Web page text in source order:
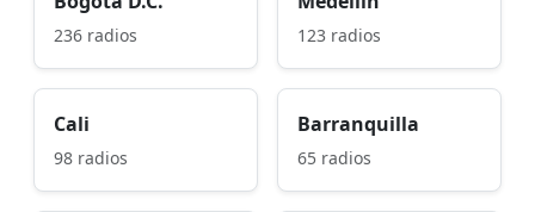
236 radios 123 radios
Cali
98 radios
Barranquilla
65 radios